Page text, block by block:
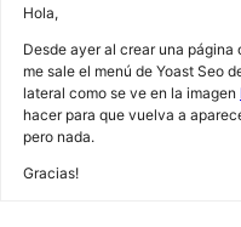
Hola,
Desde ayer al crear una
me sale el menú de Yoast Seo
lateral como se ve en la imagen
hacer para que vuelva a
pero nada.
Gracias!